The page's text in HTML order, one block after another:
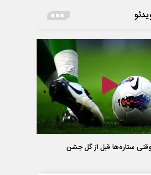
وقتی ستاره‌ها قبل از گل جشن